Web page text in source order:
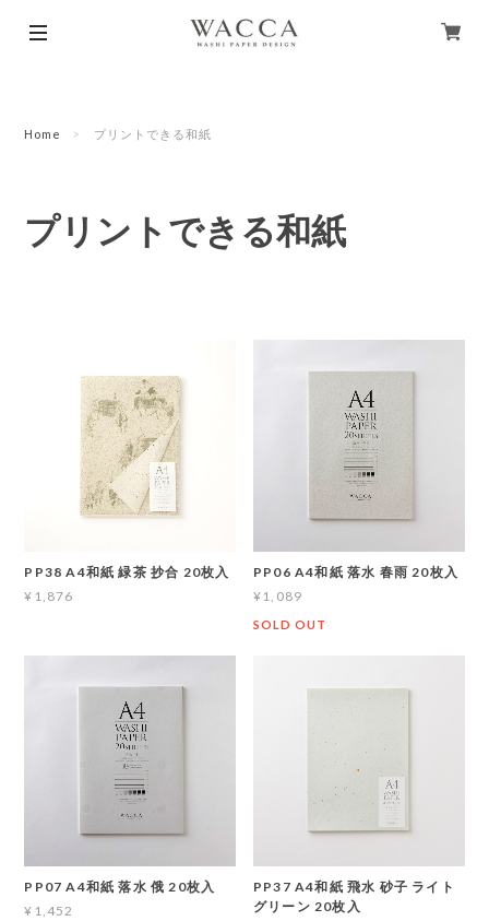
Home プリントできる和紙
プリントできる和紙
PP38 A4和紙 緑茶 抄合 20枚入
¥1,876
PP06 A4和紙 落水 春雨 20枚入
¥1,089
SOLD OUT
PP07 A4和紙 落水 俄 20枚入
¥1,452
PP37 A4和紙 飛水 砂子 ライト
グリーン 20枚入